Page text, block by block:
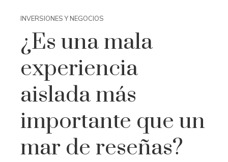
INVERSIONES Y NEGOCIOS
¿Es una mala
experiencia
aislada más
importante que un
mar de reseñas?